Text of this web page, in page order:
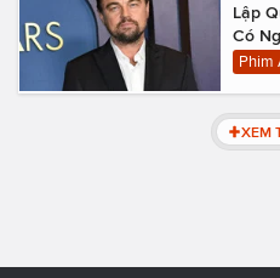
Lập
Có
Phim
XEM